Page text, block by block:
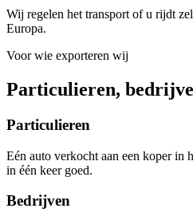
Wij regelen het transport of u rijdt
Europa.
Voor wie exporteren wij
Particulieren,
Particulieren
Eén auto verkocht aan een koper in
in één keer goed.
Bedrijven